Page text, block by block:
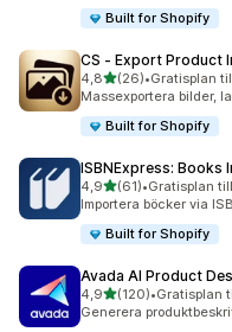
Built for Shopify
CS ‑ Export Product
4,8av 5 stjärnor
(26)
26 recensioner totalt
•Gratisplan
Massexportera bilder,
Built for Shopify
ISBNExpress: Books
4,9av 5 stjärnor
(61)
61 recensioner totalt
•Gratisplan
Importera böcker via
Built for Shopify
Avada AI Product
4,9av 5 stjärnor
(120)
120 recensioner totalt
•Gratisplan
Generera